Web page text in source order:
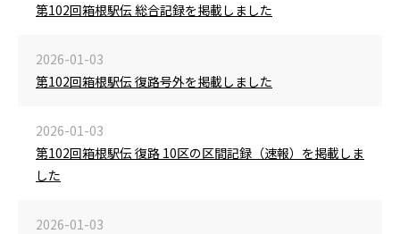
第102回箱根駅伝 総合記録を掲載しました
2026-01-03
第102回箱根駅伝 復路号外を掲載しました
2026-01-03
第102回箱根駅伝 復路 10区の区間記録（速報）を掲載しま
した
2026-01-03